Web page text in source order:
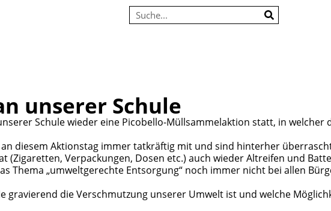
unserer Schule
Schule wieder eine Picobello-Müllsammelaktion statt, in welcher
diesem Aktionstag immer tatkräftig mit und sind hinterher
(Zigaretten, Verpackungen, Dosen etc.) auch wieder Altreifen und
Thema „umweltgerechte Entsorgung“ noch immer nicht bei allen
gravierend die Verschmutzung unserer Umwelt ist und welche